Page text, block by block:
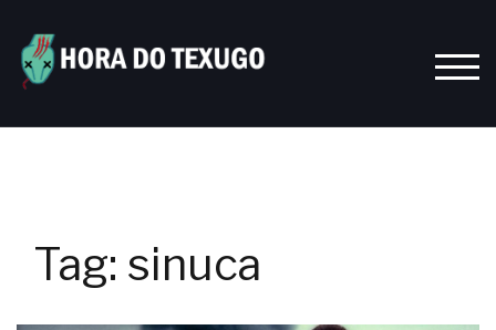
content
Tag: sinuca